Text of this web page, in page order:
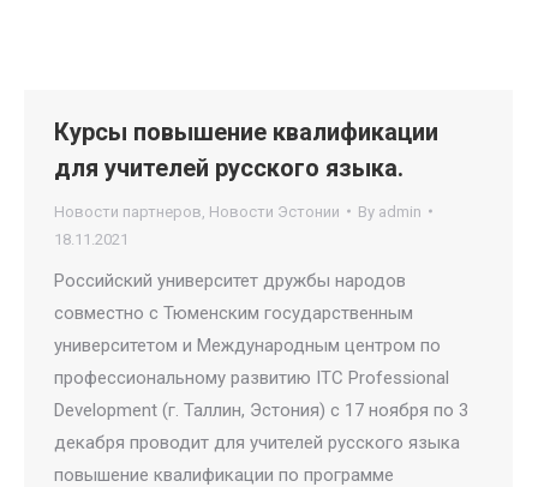
Курсы повышение квалификации
для учителей русского языка.
Новости партнеров Новости Эстонии By admin
18.11.2021
Российский университет дружбы народов
совместно с Тюменским государственным
университетом и Международным центром по
профессиональному развитию ITC Professional
Development (г. Таллин, Эстония) с 17 ноября по 3
декабря проводит для учителей русского языка
повышение квалификации по программе